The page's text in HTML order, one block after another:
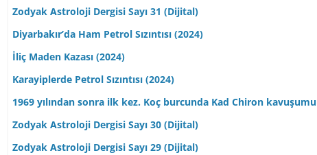
Zodyak Astroloji Dergisi Sayı 31 (Dijital)
Diyarbakır’da Ham Petrol Sızıntısı (2024)
İliç Maden Kazası (2024)
Karayiplerde Petrol Sızıntısı (2024)
1969 yılından sonra ilk kez. Koç burcunda Kad Chiron kavuşumu
Zodyak Astroloji Dergisi Sayı 30 (Dijital)
Zodyak Astroloji Dergisi Sayı 29 (Dijital)